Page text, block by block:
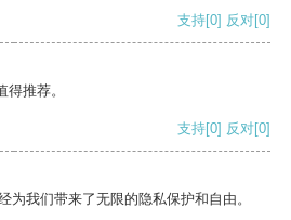
支持[0] 反对[0]
推荐。
支持[0] 反对[0]
为我们带来了无限的隐私保护和自由。